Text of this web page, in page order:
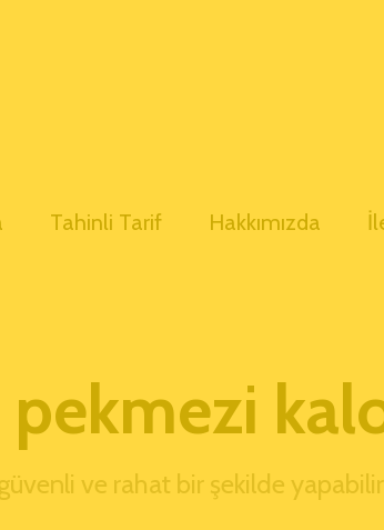
Tahinli Tarif Hakkımızda
ve rahat bir şekilde